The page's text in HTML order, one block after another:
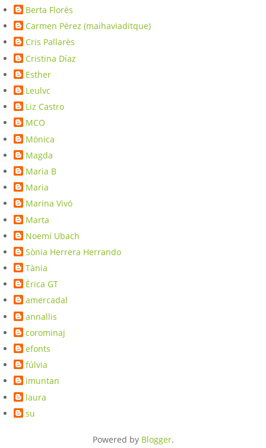
Berta Florés
Carmen Pérez (maihaviaditque)
Cris Pallarès
Cristina Díaz
Esther
Leulvc
Liz Castro
MCO
Mònica
Magda
Maria B
Maria
Marina Vivó
Marta
Noemí Ubach
Sònia Herrera Herrando
Tània
Èrica GT
amercadal
annallis
corominaj
efonts
fúlvia
imuntan
laura
su
Powered by Blogger.